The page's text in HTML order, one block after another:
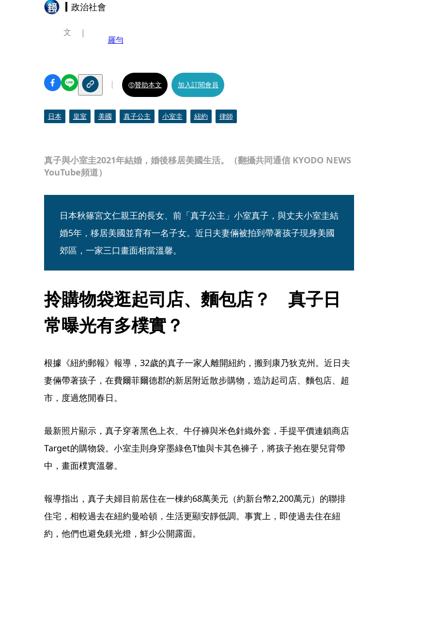
政治社會
真子與小室圭2021年結婚，婚後移居美國生活。（翻攝共同通信 KYODO NEWS
YouTube頻道）
文
羅勻
贊助本文 加入訂閱會員
日本 皇室 美國 真子公主 小室圭 紐約 律師
日本秋篠宮文仁親王的長女、前「真子公主」小室真子，與丈夫小室圭結
婚5年，移居美國並育有一名子女。近日夫妻倆被拍到帶著孩子現身美國
郊區，一家三口畫面相當溫馨。
拎購物袋逛起司店、麵包店？　真子日
常曝光有多樸實？
根據《紐約郵報》報導，32歲的真子一家人離開紐約，搬到康乃狄克州。近日夫
妻倆帶著孩子，在費爾菲爾德郡的新居附近散步購物，造訪起司店、麵包店、超
市，度過悠閒春日。
最新照片顯示，真子穿著黑色上衣、牛仔褲與米色針織外套，手提平價連鎖商店
Target的購物袋。小室圭則身穿墨綠色T恤與卡其色褲子，將孩子抱在嬰兒背帶
中，畫面樸實溫馨。
報導指出，真子夫婦目前居住在一棟約68萬美元（約新台幣2,200萬元）的聯排
住宅，相較過去在紐約曼哈頓，生活更顯安靜低調。事實上，即使過去住在紐
約，他們也避免鎂光燈，鮮少公開露面。